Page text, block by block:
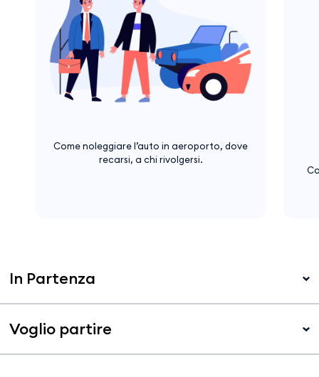
Come noleggiare l’auto in aeroporto, dove
recarsi, a chi rivolgersi.
In Partenza
Voglio partire